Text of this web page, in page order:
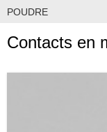
POUDRE
Contacts en